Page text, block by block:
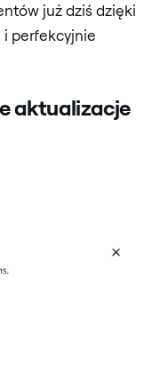
już dziś dzięki
i perfekcyjnie
aktualizacje